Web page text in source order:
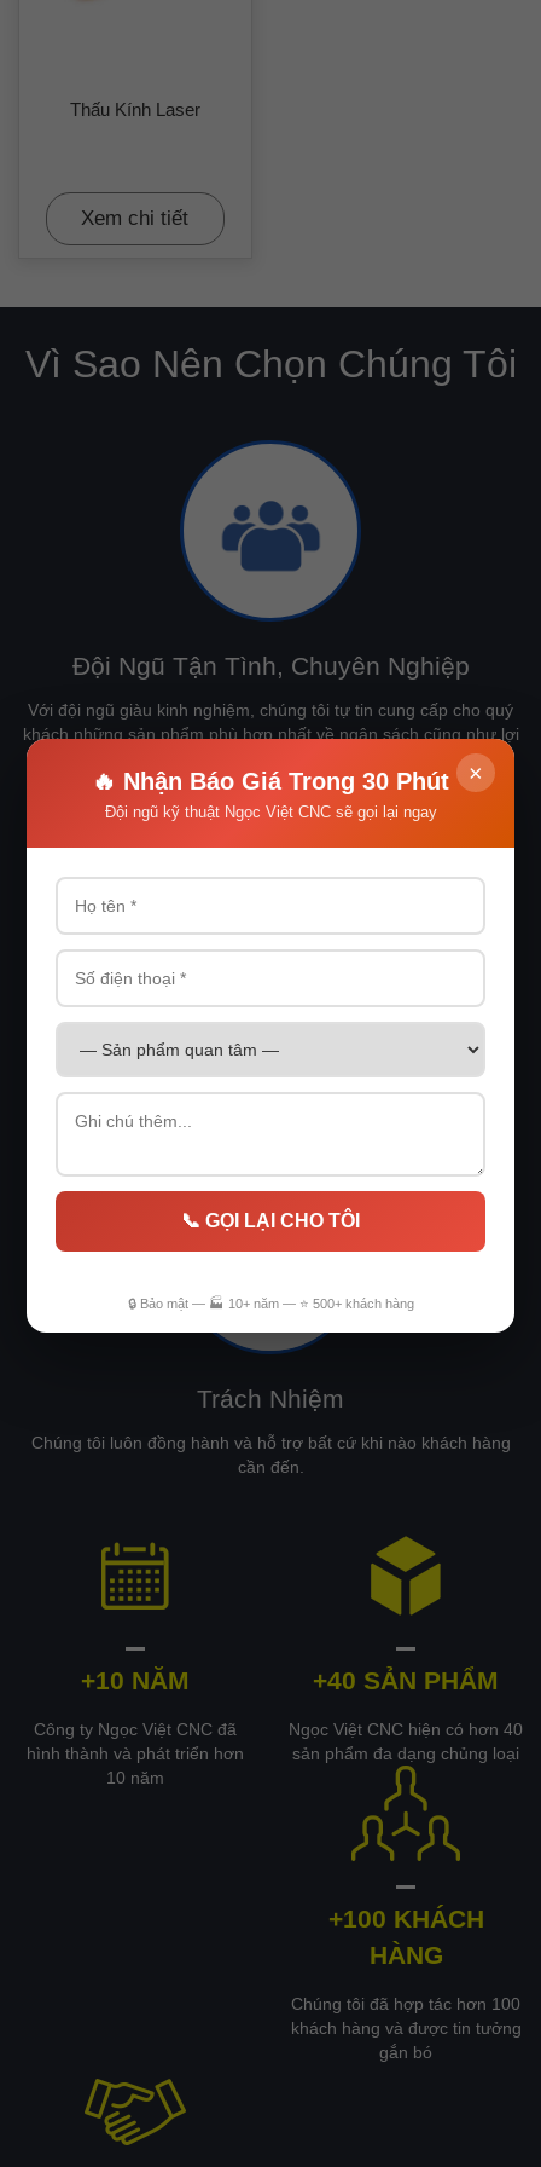
Trọng lượng
Thấu Kính Laser
Xem chi tiết
Vì Sao Nên Chọn Chúng Tôi
Đội Ngũ Tận Tình, Chuyên Nghiệp
Với đội ngũ giàu kinh nghiệm, chúng tôi tự tin cung cấp cho quý
khách những sản phẩm phù hợp nhất về ngân sách cũng như lợi
Với tư duy PHỤNG SỰ ĐỂ DẪN ĐẦU, NGỌC VIỆT CNC luôn nỗ
lực làm việc hết mình để đạt hiệu quả cao nhất, đáp ứng sự kỳ
vọng của khách hàng.
Trách Nhiệm
Chúng tôi luôn đồng hành và hỗ trợ bất cứ khi nào khách hàng
cần đến.
+10 NĂM
Công ty Ngọc Việt CNC đã
hình thành và phát triển hơn
10 năm
+40 SẢN PHẨM
Ngọc Việt CNC hiện có hơn 40
sản phẩm đa dạng chủng loại
+100 KHÁCH
HÀNG
Chúng tôi đã hợp tác hơn 100
khách hàng và được tin tưởng
gắn bó
×
🔥 Nhận Báo Giá Trong 30 Phút
Đội ngũ kỹ thuật Ngọc Việt CNC sẽ gọi lại ngay
📞 GỌI LẠI CHO TÔI
🔒 Bảo mật — 🏭 10+ năm — ⭐ 500+ khách hàng